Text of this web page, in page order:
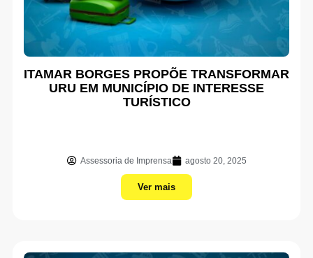
ITAMAR BORGES PROPÕE TRANSFORMAR
URU EM MUNICÍPIO DE INTERESSE
TURÍSTICO
Assessoria de Imprensa agosto 20, 2025
Ver mais